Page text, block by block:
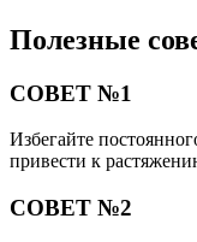
Полезные
СОВЕТ №1
Избегайте
привести к
СОВЕТ №2